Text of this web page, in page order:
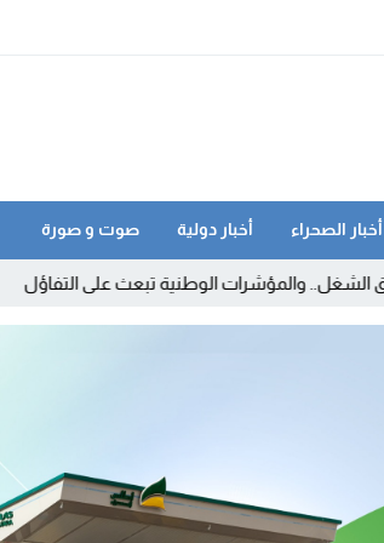
أخبار الصحراء أخبار دولية صوت و صورة
19:39 الوطنية تبعث على التفاؤل